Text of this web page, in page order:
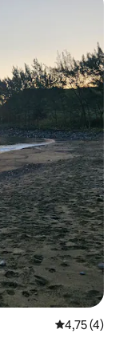
4,75 (4)